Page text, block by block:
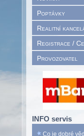
Poptávky
Realitní
Registrace /
Provozovatel
INFO servis
Co je dobré